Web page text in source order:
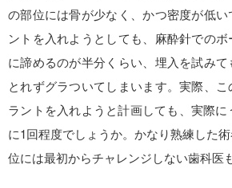
の部位には骨が少なく、かつ密度が低
ントを入れようとしても、麻酔針での
に諦めるのが半分くらい、埋入を試み
とれずグラついてしまいます。実際、
ラントを入れようと計画しても、実際
に1回程度でしょうか。かなり熟練した
位には最初からチャレンジしない歯科医